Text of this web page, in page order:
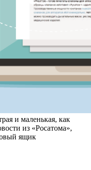
и маленькая, как
из «Росатома»,
ящик